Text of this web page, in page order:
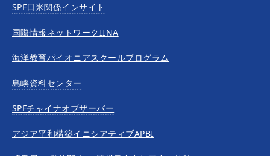
SPF日米関係インサイト
国際情報ネットワークIINA
海洋教育パイオニアスクールプログラム
島嶼資料センター
SPFチャイナオブザーバー
アジア平和構築イニシアティブAPBI